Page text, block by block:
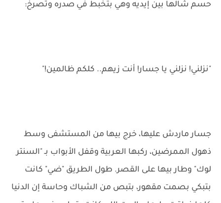
حسم شالها بين إيديه وهي بتخبط في صدره وتصرخ:
"نزلني! نزلني يا جسار! أنت زيهم.. كلكم ظالمين!"
جسار ماردش عليها، خرج بيها من المستشفى وسط
ذهول الممرضين، ركبها العربية وقفل الأبواب بـ "السنتر
لوك" وطار بيها على القصر. طول الطريق "ضي" كانت
بتبكي بصمت مقهور، بتبص من الشباك وحاسة إن الدنيا